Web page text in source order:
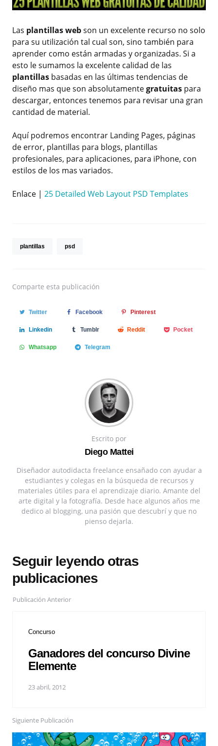
Las plantillas webson un excelente recurso no solo
para su utilización tal cual son, sino también para
aprender como están armadas y organizadas. Si a
esto le sumamos la excelente calidad de las
plantillas basadas en las últimas tendencias de
diseño mas que son absolutamentegratuitas para
descargar, entonces tenemos para revisar una gran
cantidad de material.
Aquí podremos encontrar Landing Pages, páginas
de error, plantillas para blogs, plantillas
profesionales, para aplicaciones, para iPhone, con
estilos de los mas variados.
Enlace | 25 Detailed Web Layout PSD Templates
plantillas psd
Comparte esta publicación
Twitter Facebook Pinterest
Linkedin Tumblr Reddit Pocket
Whatsapp Telegram
Escrito por
Diego Mattei
Diseñador autodidacta freelance ensañado con ayudar a
estudiantes y colegas en la búsqueda de recursos y
materiales útiles para el aprendizaje diario. Amante del
arte digital y la fotografía. Desde hace algunos años me
dedico al blogging, una pasión que descubrí y que no
pienso dejarla.
Seguir leyendo otras
publicaciones
Publicación Anterior
Concurso
Ganadores del concurso Divine
Elemente
23 abril, 2012
Siguiente Publicación